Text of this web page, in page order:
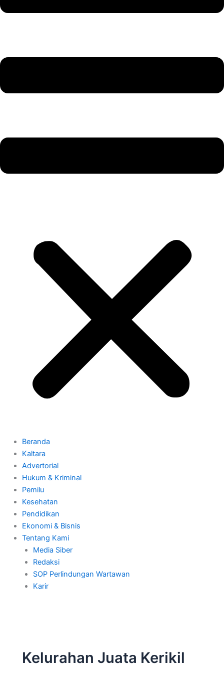
Beranda
Kaltara
Advertorial
Hukum & Kriminal
Pemilu
Kesehatan
Pendidikan
Ekonomi & Bisnis
Tentang Kami
Media Siber
Redaksi
SOP Perlindungan Wartawan
Karir
Kelurahan Juata Kerikil